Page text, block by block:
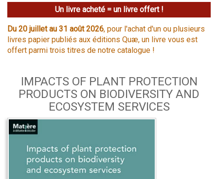
Un livre acheté = un livre offert !
Du 20 juillet au 31 août 2026, pour l'achat d'un ou plusieurs
livres papier publiés aux éditions Quæ, un livre vous est
offert parmi trois titres de notre catalogue !
IMPACTS OF PLANT PROTECTION
PRODUCTS ON BIODIVERSITY AND
ECOSYSTEM SERVICES